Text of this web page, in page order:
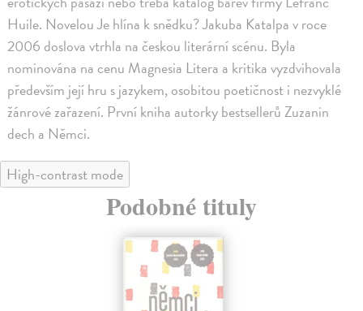
Huile. Novelou Je hlína k snědku? Jakuba Katalpa v roce
2006 doslova vtrhla na českou literární scénu. Byla
nominována na cenu Magnesia Litera a kritika vyzdvihovala
především její hru s jazykem, osobitou poetičnost i nezvyklé
žánrové zařazení. První kniha autorky bestsellerů Zuzanin
dech a Němci.
High-contrast mode
Podobné tituly